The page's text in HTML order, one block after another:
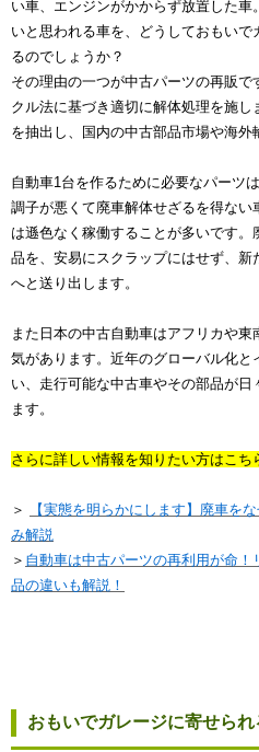
い車、エンジンがかからず放置した
いと思われる車を、どうしておもい
るのでしょうか？
その理由の一つが中古パーツの再販
クル法に基づき適切に解体処理を施
を抽出し、国内の中古部品市場や海外
自動車1台を作るために必要なパーツ
調子が悪くて廃車解体せざるを得な
は遜色なく稼働することが多いです
品を、安易にスクラップにはせず、
へと送り出します。
また日本の中古自動車はアフリカや
気があります。近年のグローバル化
い、走行可能な中古車やその部品が
ます。
さらに詳しい情報を知りたい方はこち
＞
【実態を明らかにします】廃車を
み解説
＞ 自動車は中古パーツの再利用が命
品の違いも解説！
おもいでガレージに寄せら